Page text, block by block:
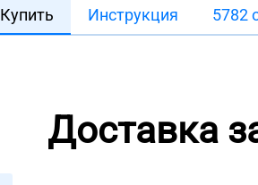
Купить Инструкция 5782
Доставка